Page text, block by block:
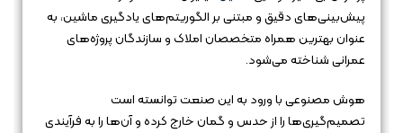
پیش‌بینی‌های دقیق و مبتنی بر الگوریتم‌های یادگیری ماشین، به
عنوان بهترین همراه متخصصان املاک و سازندگان پروژه‌های
عمرانی شناخته می‌شود.
هوش مصنوعی با ورود به این صنعت توانسته است
تصمیم‌گیری‌ها را از حدس و گمان خارج کرده و آن‌ها را به فرآیندی